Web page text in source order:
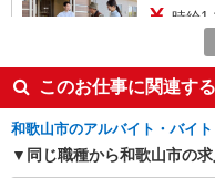
時給
による ※
〇土日祝
無事故無
7:00〜
パナ
山北島 和
キープ
このお仕事に関連す
和歌山市のアルバイト・バイ
同じ職種から和歌山市の